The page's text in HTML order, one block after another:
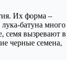
Их форма –
батуна много
семя вызревают в
черные семена,